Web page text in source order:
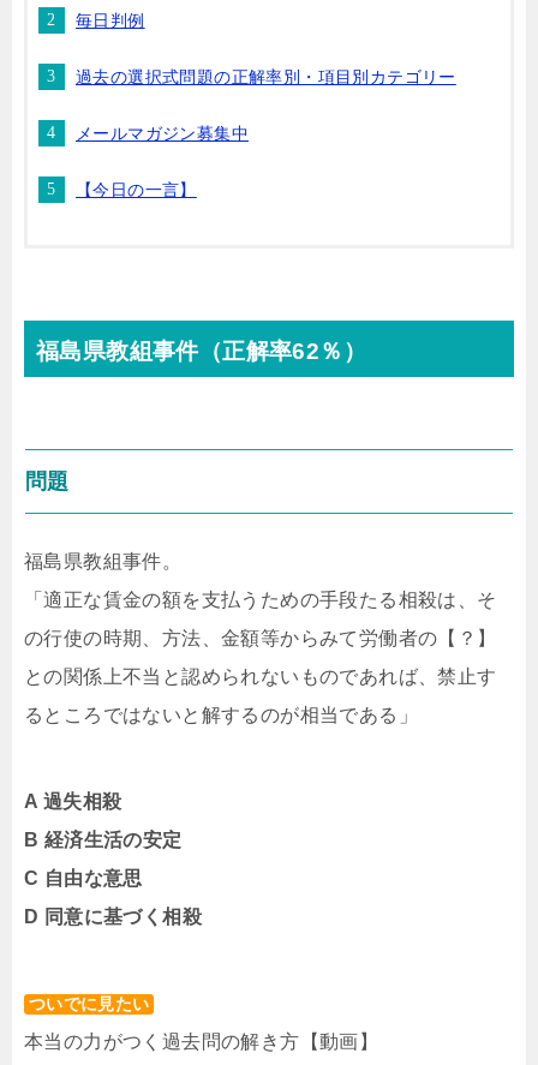
毎日判例
過去の選択式問題の正解率別・項目別カテゴリー
メールマガジン募集中
【今日の一言】
福島県教組事件（正解率62％）
問題
福島県教組事件。
「適正な賃金の額を支払うための手段たる相殺は、そ
の行使の時期、方法、金額等からみて労働者の【？】
との関係上不当と認められないものであれば、禁止す
るところではないと解するのが相当である」
A 過失相殺
B 経済生活の安定
C 自由な意思
D 同意に基づく相殺
ついでに見たい
本当の力がつく過去問の解き方【動画】